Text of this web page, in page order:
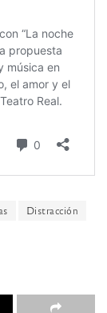
Distracción